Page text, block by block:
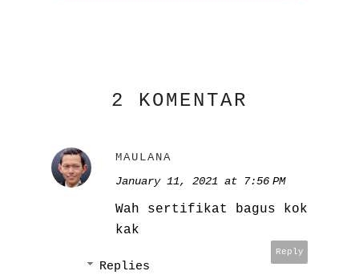
2 KOMENTAR
MAULANA
January 11, 2021 at 7:56 PM
Wah sertifikat bagus kok
kak
Reply
Replies